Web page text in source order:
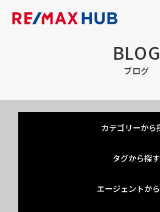
BLOG
ブログ
カテゴリーから
タグから探す
エージェントか